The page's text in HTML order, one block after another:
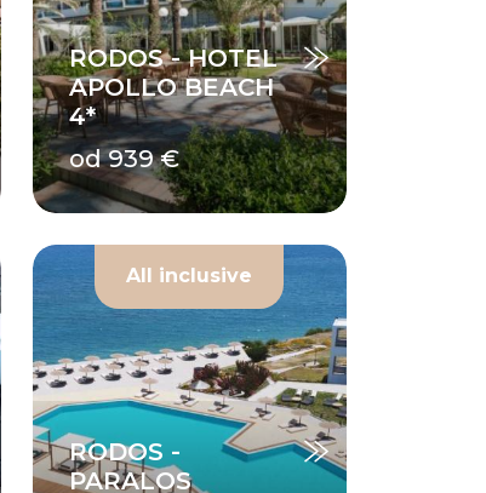
RODOS - HOTEL
APOLLO BEACH
4*
od 939 €
All inclusive
RODOS -
PARALOS